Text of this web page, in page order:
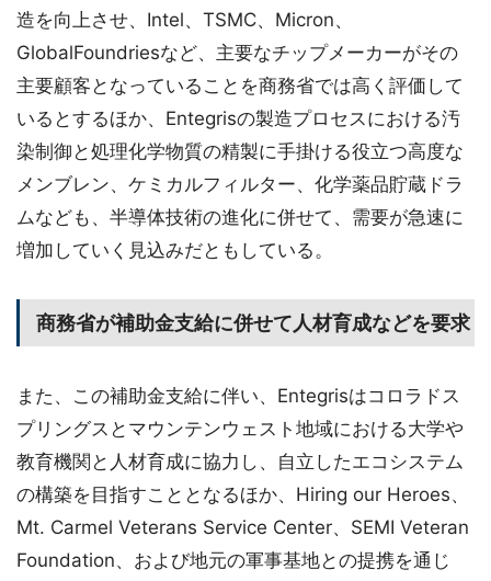
造を向上させ、Intel、TSMC、Micron、
GlobalFoundriesなど、主要なチップメーカーがその
主要顧客となっていることを商務省では高く評価して
いるとするほか、Entegrisの製造プロセスにおける汚
染制御と処理化学物質の精製に手掛ける役立つ高度な
メンブレン、ケミカルフィルター、化学薬品貯蔵ドラ
ムなども、半導体技術の進化に併せて、需要が急速に
増加していく見込みだともしている。
商務省が補助金支給に併せて人材育成などを要求
また、この補助金支給に伴い、Entegrisはコロラドス
プリングスとマウンテンウェスト地域における大学や
教育機関と人材育成に協力し、自立したエコシステム
の構築を目指すこととなるほか、Hiring our Heroes、
Mt. Carmel Veterans Service Center、SEMI Veteran
Foundation、および地元の軍事基地との提携を通じ